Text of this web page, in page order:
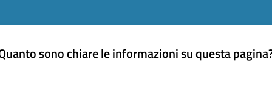
sono chiare le informazioni su questa